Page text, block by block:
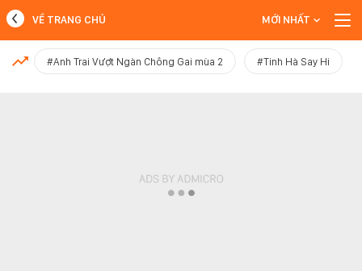
MỚI NHẤT
VỀ TRANG CHỦ MỚI NHẤT
#Anh Trai Vượt Ngàn Chông Gai mùa 2 #Tinh Hà Say Hi